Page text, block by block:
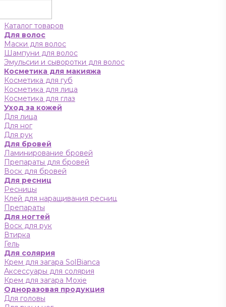
Каталог товаров
Для волос
Маски для волос
Шампуни для волос
Эмульсии и сыворотки для волос
Косметика для макияжа
Косметика для губ
Косметика для лица
Косметика для глаз
Уход за кожей
Для лица
Для ног
Для рук
Для бровей
Ламинирование бровей
Препараты для бровей
Воск для бровей
Для ресниц
Ресницы
Клей для наращивания ресниц
Препараты
Для ногтей
Воск для рук
Втирка
Гель
Для солярия
Крем для загара SolBianca
Аксессуары для солярия
Крем для загара Moxie
Одноразовая продукция
Для головы